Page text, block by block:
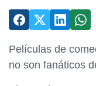
Películas de
no son fanáticos